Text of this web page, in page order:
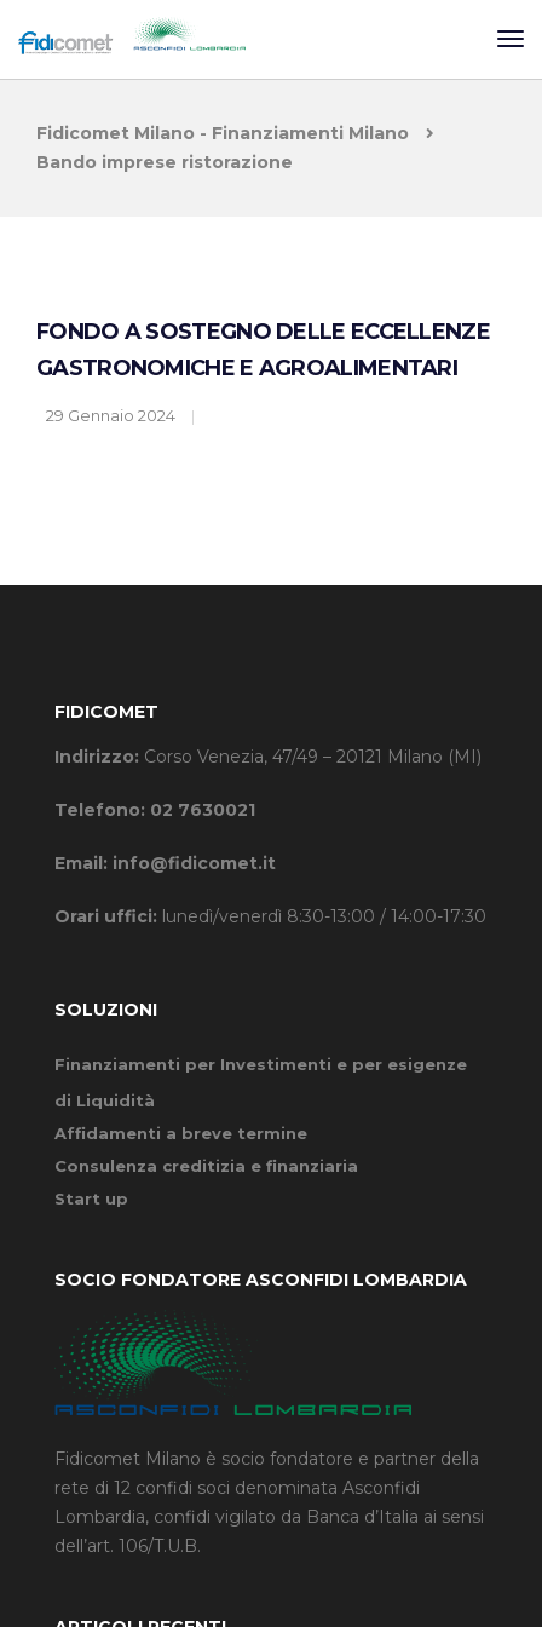
Fidicomet Milano - Finanziamenti Milano
Bando imprese ristorazione
FONDO A SOSTEGNO DELLE ECCELLENZE
GASTRONOMICHE E AGROALIMENTARI
29 Gennaio 2024
FIDICOMET
Indirizzo: Corso Venezia, 47/49 – 20121 Milano (MI)
Telefono: 02 7630021
Email: info@fidicomet.it
Orari uffici: lunedì/venerdì 8:30-13:00 / 14:00-17:30
SOLUZIONI
Finanziamenti per Investimenti e per esigenze
di Liquidità
Affidamenti a breve termine
Consulenza creditizia e finanziaria
Start up
SOCIO FONDATORE ASCONFIDI LOMBARDIA
Fidicomet Milano è socio fondatore e partner della
rete di 12 confidi soci denominata Asconfidi
Lombardia, confidi vigilato da Banca d’Italia ai sensi
dell’art. 106/T.U.B.